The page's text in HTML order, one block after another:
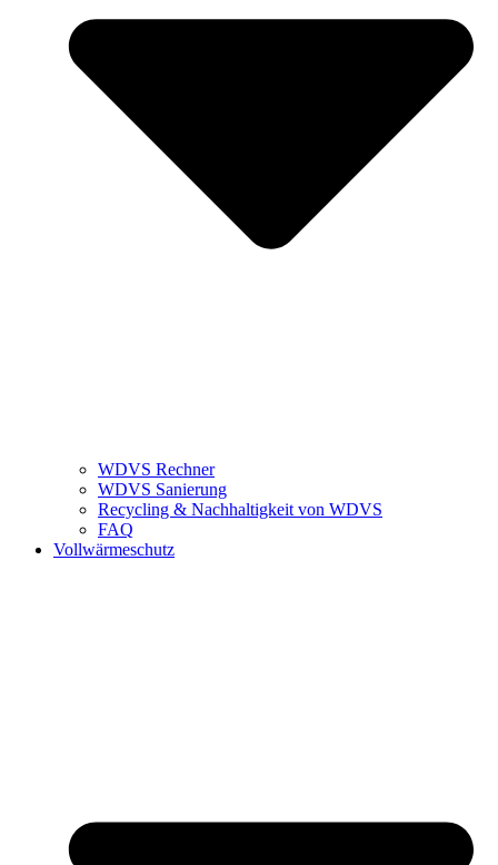
WDVS Rechner
WDVS Sanierung
Recycling & Nachhaltigkeit von WDVS
FAQ
Vollwärmeschutz